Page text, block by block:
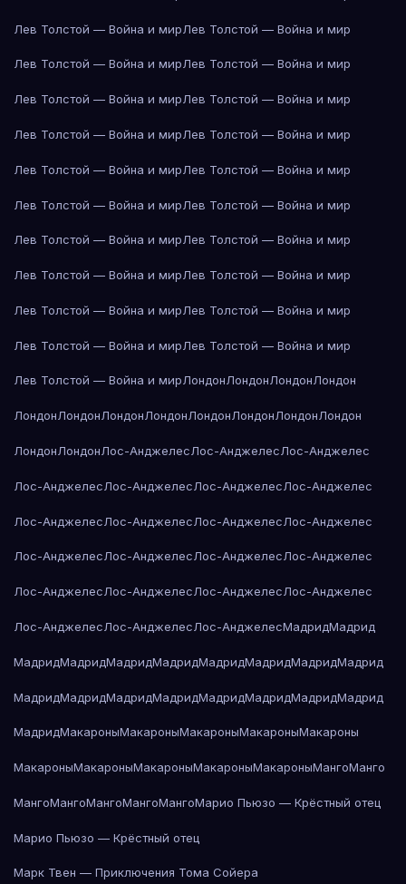
Лев Толстой — Война и мирЛев Толстой — Война и мир
Лев Толстой — Война и мирЛев Толстой — Война и мир
Лев Толстой — Война и мирЛев Толстой — Война и мир
Лев Толстой — Война и мирЛев Толстой — Война и мир
Лев Толстой — Война и мирЛев Толстой — Война и мир
Лев Толстой — Война и мирЛев Толстой — Война и мир
Лев Толстой — Война и мирЛев Толстой — Война и мир
Лев Толстой — Война и мирЛев Толстой — Война и мир
Лев Толстой — Война и мирЛев Толстой — Война и мир
Лев Толстой — Война и мирЛев Толстой — Война и мир
Лев Толстой — Война и мирЛондонЛондонЛондонЛондон
ЛондонЛондонЛондонЛондонЛондонЛондонЛондонЛондон
ЛондонЛондонЛос-АнджелесЛос-АнджелесЛос-Анджелес
Лос-АнджелесЛос-АнджелесЛос-АнджелесЛос-Анджелес
Лос-АнджелесЛос-АнджелесЛос-АнджелесЛос-Анджелес
Лос-АнджелесЛос-АнджелесЛос-АнджелесЛос-Анджелес
Лос-АнджелесЛос-АнджелесЛос-АнджелесЛос-Анджелес
Лос-АнджелесЛос-АнджелесЛос-АнджелесМадридМадрид
МадридМадридМадридМадридМадридМадридМадридМадрид
МадридМадридМадридМадридМадридМадридМадридМадрид
МадридМакароныМакароныМакароныМакароныМакароны
МакароныМакароныМакароныМакароныМакароныМангоМанго
МангоМангоМангоМангоМангоМарио Пьюзо — Крёстный отец
Марио Пьюзо — Крёстный отец
Марк Твен — Приключения Тома Сойера